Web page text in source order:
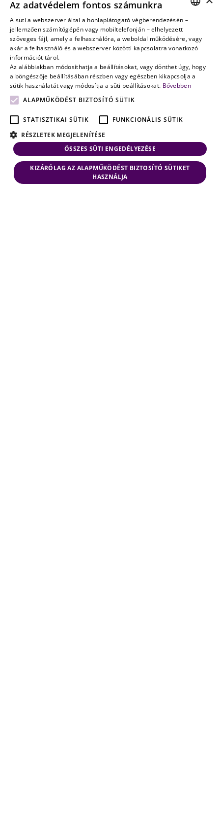
amikor a jövő
nem a
véletlenen
múlik
HUNGARIAN
ENGLISH
Az adatvédelem fontos számunkra
A süti a webszerver által a honlaplátogató végberendezésén –
jellemzően számítógépén vagy mobiltelefonján – elhelyezett
szöveges fájl, amely a felhasználóra, a weboldal működésére, vagy
akár a felhasználó és a webszerver közötti kapcsolatra vonatkozó
információt tárol.
Az alábbiakban módosíthatja a beállításokat, vagy dönthet úgy, hogy
a böngészője beállításában részben vagy egészben kikapcsolja a
sütik használatát vagy módosítja a süti beállításokat. Bővebben
ALAPMŰKÖDÉST BIZTOSÍTÓ SÜTIK
STATISZTIKAI SÜTIK
FUNKCIONÁLIS SÜTIK
RÉSZLETEK MEGJELENÍTÉSE
ÖSSZES SÜTI ENGEDÉLYEZÉSE
KIZÁRÓLAG AZ ALAPMŰKÖDÉST BIZTOSÍTÓ SÜTIKET
HASZNÁLJA